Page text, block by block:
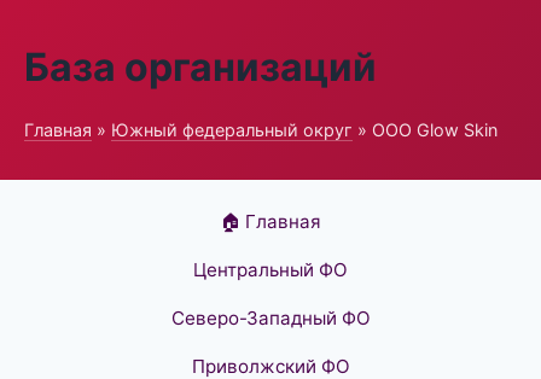
База организаций
Главная » Южный федеральный округ » ООО Glow Skin
🏠 Главная
Центральный ФО
Северо-Западный ФО
Приволжский ФО